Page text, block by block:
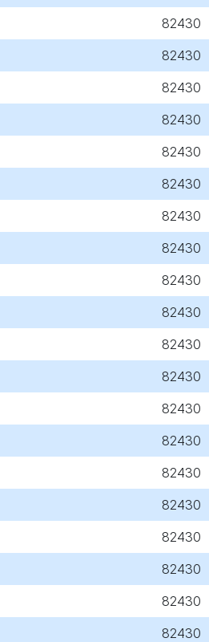
82430
82430
82430
82430
82430
82430
82430
82430
82430
82430
82430
82430
82430
82430
82430
82430
82430
82430
82430
82430